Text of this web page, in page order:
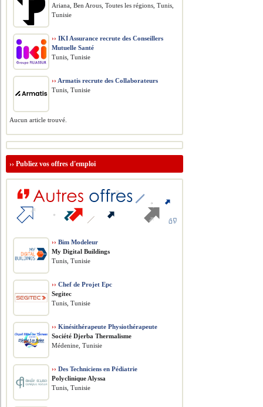
Ariana, Ben Arous, Toutes les régions, Tunis,
Tunisie
›› IKI Assurance recrute des Conseillers
Mutuelle Santé
Tunis, Tunisie
›› Armatis recrute des Collaborateurs
Tunis, Tunisie
Aucun article trouvé.
››Publiez vos offres d'emploi
›› Bim Modeleur
My Digital Buildings
Tunis, Tunisie
›› Chef de Projet Epc
Segitec
Tunis, Tunisie
›› Kinésithérapeute Physiothérapeute
Société Djerba Thermalisme
Médenine, Tunisie
›› Des Techniciens en Pédiatrie
Polyclinique Alyssa
Tunis, Tunisie